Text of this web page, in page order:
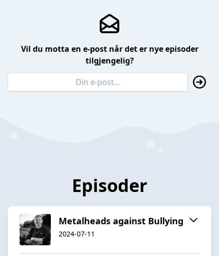
Vil du motta en e-post når det er nye episoder
tilgjengelig?
Episoder
Metalheads against Bullying
2024-07-11